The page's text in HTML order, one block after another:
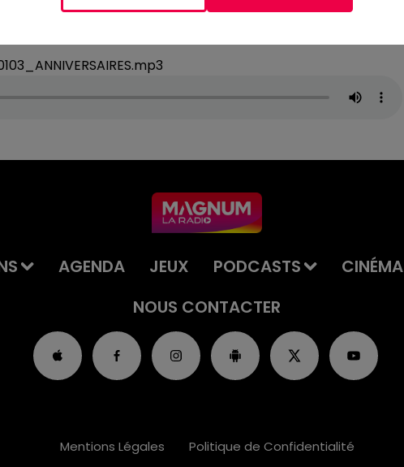
AGENDA JEUX PODCASTS CINÉMA
NOUS CONTACTER
Mentions Légales Politique de Confidentialité